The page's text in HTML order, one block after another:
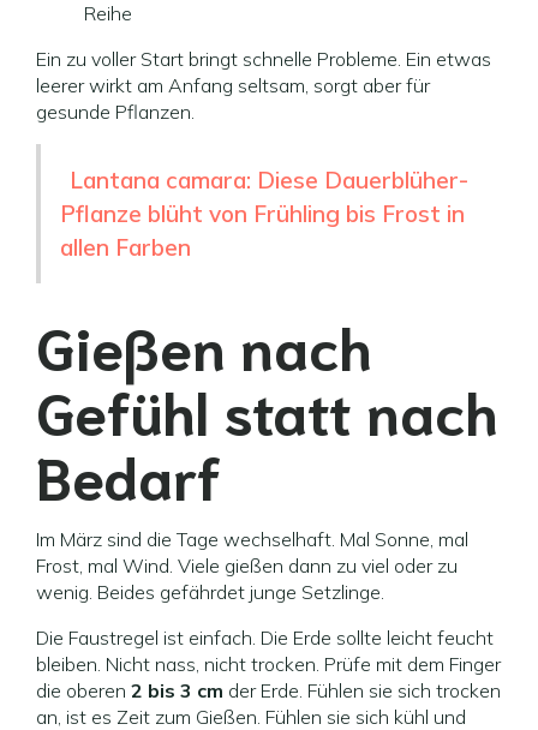
Reihe
Ein zu voller Start bringt schnelle Probleme. Ein etwas
leerer wirkt am Anfang seltsam, sorgt aber für
gesunde Pflanzen.
Lantana camara: Diese Dauerblüher-
Pflanze blüht von Frühling bis Frost in
allen Farben
Gießen nach
Gefühl statt nach
Bedarf
Im März sind die Tage wechselhaft. Mal Sonne, mal
Frost, mal Wind. Viele gießen dann zu viel oder zu
wenig. Beides gefährdet junge Setzlinge.
Die Faustregel ist einfach. Die Erde sollte leicht feucht
bleiben. Nicht nass, nicht trocken. Prüfe mit dem Finger
die oberen 2 bis 3 cm der Erde. Fühlen sie sich trocken
an, ist es Zeit zum Gießen. Fühlen sie sich kühl und